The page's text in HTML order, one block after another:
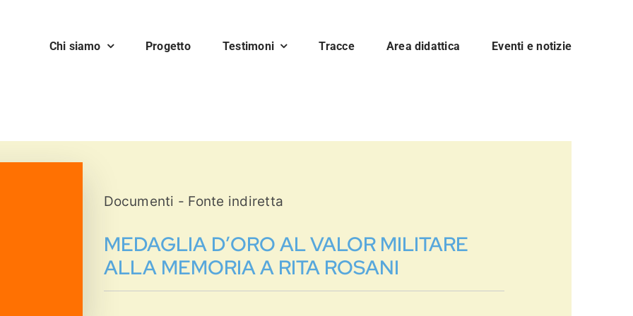
Chi siamo Progetto Testimoni Tracce Area didattica Eventi e notizie
Documenti - Fonte indiretta
MEDAGLIA D’ORO AL VALOR MILITARE
ALLA MEMORIA A RITA ROSANI